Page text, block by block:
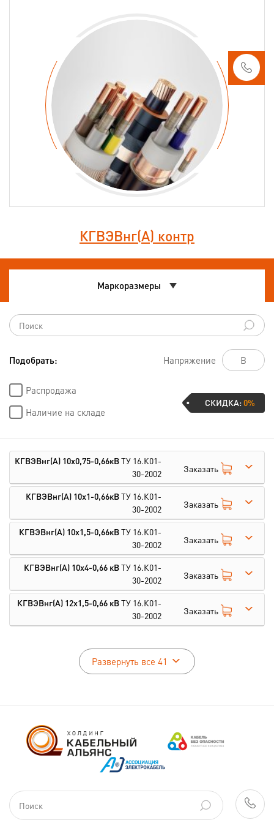
КГВЭВнг(А) контр
Маркоразмеры
Подобрать: Напряжение
Распродажа
Наличие на складе
СКИДКА:0%
КГВЭВнг(А) 10х0,75-0,66кВТУ 16.К01-
30-2002
Заказать
КГВЭВнг(А) 10х1-0,66кВТУ 16.К01-
30-2002
Заказать
КГВЭВнг(А) 10х1,5-0,66кВТУ 16.К01-
30-2002
Заказать
КГВЭВнг(А) 10х4-0,66 кВТУ 16.К01-
30-2002
Заказать
КГВЭВнг(А) 12х1,5-0,66 кВТУ 16.К01-
30-2002
Заказать
Развернуть все 41